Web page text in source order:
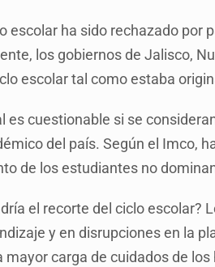
Ken Salazar afirma que no tiene
Sheinbaum se reúnen secretario
Vinculan a responsable de
escolar ha sido rechazado por
los gobiernos de Jalisco,
escolar tal como estaba
es cuestionable si se
del país. Según el Imco,
de los estudiantes no
el recorte del ciclo escolar?
y en disrupciones en la
mayor carga de cuidados de los